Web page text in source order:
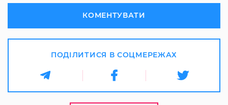
КОМЕНТУВАТИ
ПОДІЛИТИСЯ В СОЦМЕРЕЖАХ